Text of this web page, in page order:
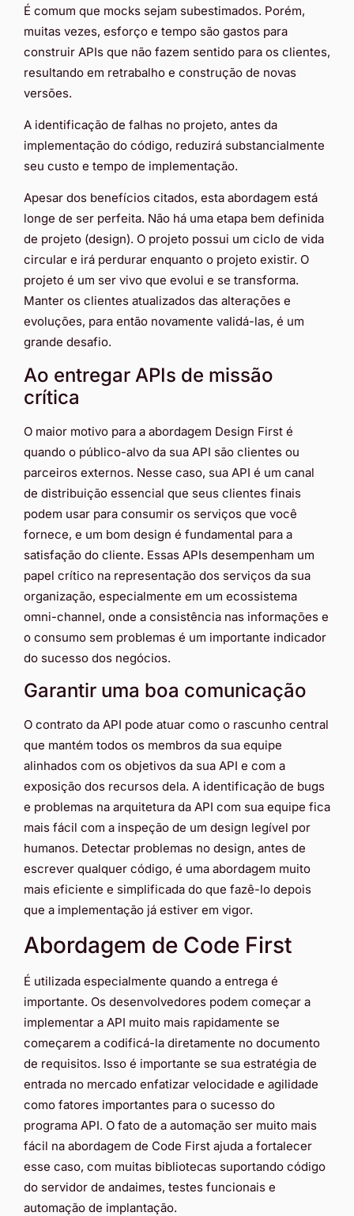
É comum que mocks sejam subestimados. Porém,
muitas vezes, esforço e tempo são gastos para
construir APIs que não fazem sentido para os clientes,
resultando em retrabalho e construção de novas
versões.
A identificação de falhas no projeto, antes da
implementação do código, reduzirá substancialmente
seu custo e tempo de implementação.
Apesar dos benefícios citados, esta abordagem está
longe de ser perfeita. Não há uma etapa bem definida
de projeto (design). O projeto possui um ciclo de vida
circular e irá perdurar enquanto o projeto existir. O
projeto é um ser vivo que evolui e se transforma.
Manter os clientes atualizados das alterações e
evoluções, para então novamente validá-las, é um
grande desafio.
Ao entregar APIs de missão
crítica
O maior motivo para a abordagem Design First é
quando o público-alvo da sua API são clientes ou
parceiros externos. Nesse caso, sua API é um canal
de distribuição essencial que seus clientes finais
podem usar para consumir os serviços que você
fornece, e um bom design é fundamental para a
satisfação do cliente. Essas APIs desempenham um
papel crítico na representação dos serviços da sua
organização, especialmente em um ecossistema
omni-channel, onde a consistência nas informações e
o consumo sem problemas é um importante indicador
do sucesso dos negócios.
Garantir uma boa comunicação
O contrato da API pode atuar como o rascunho central
que mantém todos os membros da sua equipe
alinhados com os objetivos da sua API e com a
exposição dos recursos dela. A identificação de bugs
e problemas na arquitetura da API com sua equipe fica
mais fácil com a inspeção de um design legível por
humanos. Detectar problemas no design, antes de
escrever qualquer código, é uma abordagem muito
mais eficiente e simplificada do que fazê-lo depois
que a implementação já estiver em vigor.
Abordagem de Code First
É utilizada especialmente quando a entrega é
importante. Os desenvolvedores podem começar a
implementar a API muito mais rapidamente se
começarem a codificá-la diretamente no documento
de requisitos. Isso é importante se sua estratégia de
entrada no mercado enfatizar velocidade e agilidade
como fatores importantes para o sucesso do
programa API. O fato de a automação ser muito mais
fácil na abordagem de Code First ajuda a fortalecer
esse caso, com muitas bibliotecas suportando código
do servidor de andaimes, testes funcionais e
automação de implantação.